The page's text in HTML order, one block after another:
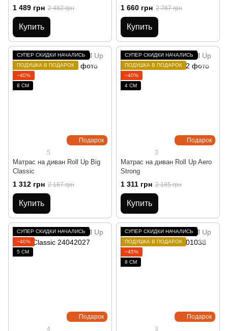
1 489 грн 2 482 грн
Купить
1 660 грн 2 767 грн
Купить
Подарок
СУПЕР СКИДКИ НАЧАЛИСЬ
ПОДУШКА В ПОДАРОК
−40%
8 СМ
5
Матрас на диван Roll Up Big
Classic
1 312 грн 2 187 грн
Купить
Подарок
СУПЕР СКИДКИ НАЧАЛИСЬ
ПОДУШКА В ПОДАРОК
−40%
4 СМ
3
Матрас на диван Roll Up Aero
Strong
1 311 грн 2 185 грн
Купить
Подарок
СУПЕР СКИДКИ НАЧАЛИСЬ
−40%
5 СМ
4
Подарок
СУПЕР СКИДКИ НАЧАЛИСЬ
ПОДУШКА В ПОДАРОК
−45%
8 СМ
3